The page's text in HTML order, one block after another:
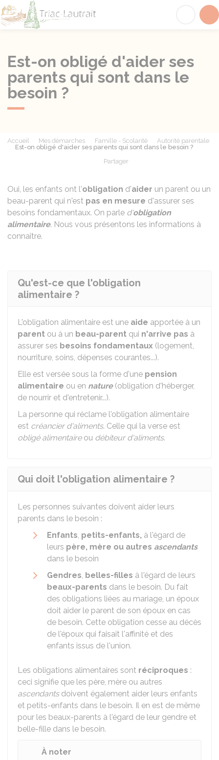
Est-on obligé d'aider ses
parents qui sont dans le
besoin ?
Accueil Mes démarches Famille - Scolarité
Autorité parentale
Est-on obligé d'aider ses parents qui sont dans le besoin ?
Partager
Oui, les enfants ont l'obligation d'aider un parent ou un
beau-parent qui n'est pas en mesure d'assurer ses
besoins fondamentaux. On parle d'obligation
alimentaire. Nous vous présentons les informations à
connaître.
Qu'est-ce que l'obligation
alimentaire ?
L'obligation alimentaire est une aide apportée à un
parent ou à un beau-parent qui n'arrive pas à
assurer ses besoins fondamentaux (logement,
nourriture, soins, dépenses courantes...).
Elle est versée sous la forme d'une pension
alimentaire ou en nature(obligation d'héberger,
de nourrir et d'entretenir...).
La personne qui réclame l'obligation alimentaire
est créancier d'aliments. Celle qui la verse est
obligé alimentaireou débiteur d'aliments.
Qui doit l'obligation alimentaire ?
Les personnes suivantes doivent aider leurs
parents dans le besoin :
Enfants, petits-enfants, à l'égard de
leurs père, mère ou autres ascendants
dans le besoin
Gendres, belles-filles à l'égard de leurs
beaux-parents dans le besoin. Du fait
des obligations liées au mariage, un époux
doit aider le parent de son époux en cas
de besoin. Cette obligation cesse au décès
de l'époux qui faisait l'affinité et des
enfants issus de l'union.
Les obligations alimentaires sont réciproques :
ceci signifie que les père, mère ou autres
ascendantsdoivent également aider leurs enfants
et petits-enfants dans le besoin. Il en est de même
pour les beaux-parents à l'égard de leur gendre et
belle-fille dans le besoin.
À noter